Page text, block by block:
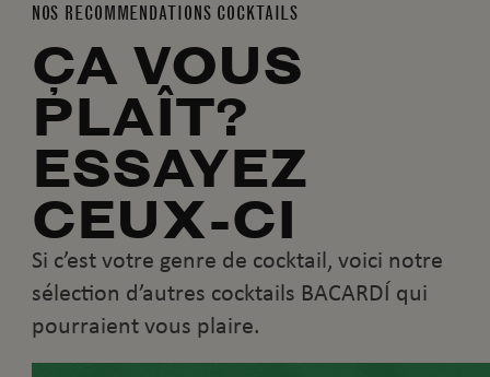
NOS RECOMMENDATIONS COCKTAILS
ÇA VOUS
PLAÎT?
ESSAYEZ
CEUX-CI
Si c’est votre genre de cocktail, voici notre
sélection d’autres cocktails BACARDÍ qui
pourraient vous plaire.